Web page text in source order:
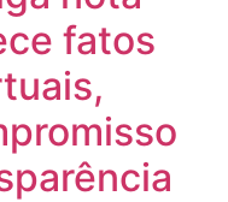
fatos